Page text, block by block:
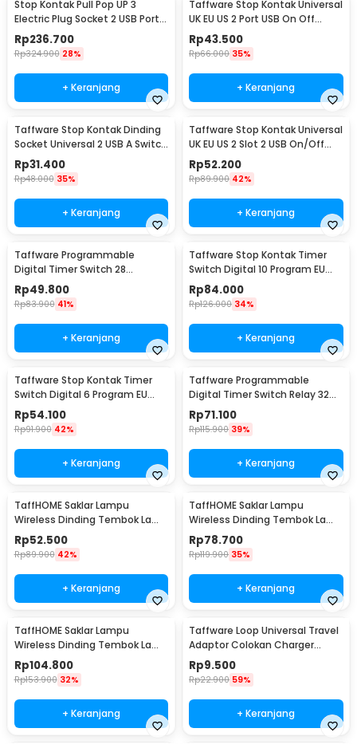
Stop Kontak Pull Pop UP 3
Electric Plug Socket 2 USB Port
EU - PDU
Rp236.700
Rp324.900 28%
+ Keranjang
Taffware Stop Kontak Universal
UK EU US 2 Port USB On Off
Switch - LC-20
Rp43.500
Rp66.000 35%
+ Keranjang
Taffware Stop Kontak Dinding
Socket Universal 2 USB A Switch
250V - LC-19
Rp31.400
Rp48.000 35%
+ Keranjang
Taffware Stop Kontak Universal
UK EU US 2 Slot 2 USB On/Off
Switch - LC-86
Rp52.200
Rp89.900 42%
+ Keranjang
Taffware Programmable
Digital Timer Switch 28
Program 220V/25A(16A) -
THC30A
Rp49.800
Rp83.900 41%
+ Keranjang
Taffware Stop Kontak Timer
Switch Digital 10 Program EU
Plug 16A 230V - KWE-TM02-EU
Rp84.000
Rp126.000 34%
+ Keranjang
Taffware Stop Kontak Timer
Switch Digital 6 Program EU
Plug 16A 230V - W03
Rp54.100
Rp91.900 42%
+ Keranjang
Taffware Programmable
Digital Timer Switch Relay 32
Program 220V - KG316T
Rp71.100
Rp115.900 39%
+ Keranjang
TaffHOME Saklar Lampu
Wireless Dinding Tembok Lamp
Switch RF 433MHz 1 Gang 1
Receiver - WHK01
Rp52.500
Rp89.900 42%
+ Keranjang
TaffHOME Saklar Lampu
Wireless Dinding Tembok Lamp
Switch RF 433MHz 2 Gang 2
Receiver - WHK01
Rp78.700
Rp119.900 35%
+ Keranjang
TaffHOME Saklar Lampu
Wireless Dinding Tembok Lamp
Switch RF 433MHz 3 Gang 3
Receiver - WHK01
Rp104.800
Rp153.900 32%
+ Keranjang
Taffware Loop Universal Travel
Adaptor Colokan Charger
Adapter 2500W - N16
Rp9.500
Rp22.900 59%
+ Keranjang